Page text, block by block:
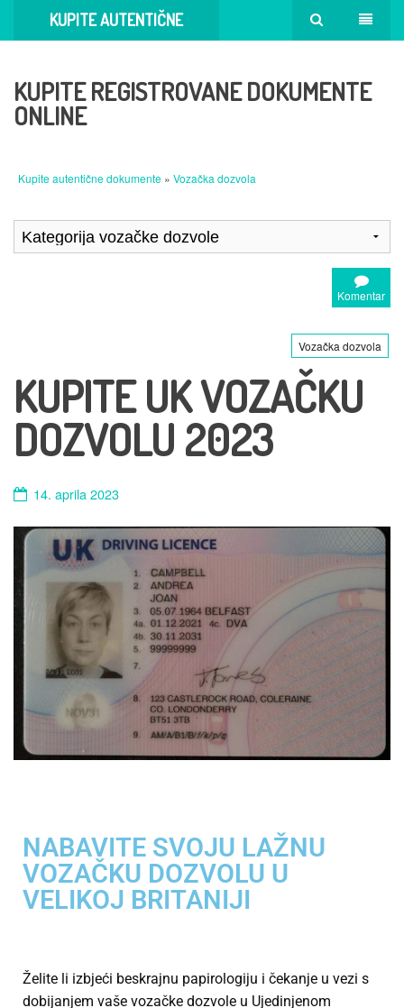
KUPITE AUTENTIČNE
KUPITE REGISTROVANE DOKUMENTE
ONLINE
Kupite autentične dokumente » Vozačka dozvola
Komentar
Vozačka dozvola
KUPITE UK VOZAČKU
DOZVOLU 2023
14. aprila 2023
NABAVITE SVOJU LAŽNU
VOZAČKU DOZVOLU U
VELIKOJ BRITANIJI
Želite li izbjeći beskrajnu papirologiju i čekanje u vezi s
dobijanjem vaše vozačke dozvole u Ujedinjenom